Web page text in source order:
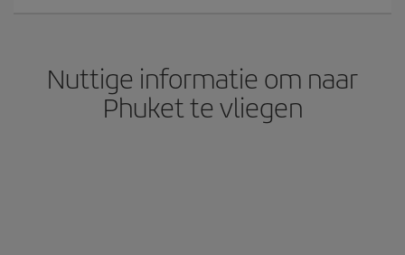
Nuttige informatie om naar
Phuket te vliegen